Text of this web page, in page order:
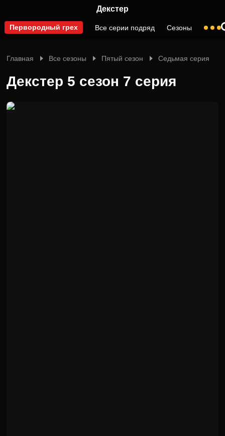
Декстер
Первородный грех Все серии подряд Сезоны
Главная Все сезоны Пятый сезон Седьмая серия
Декстер 5 сезон 7 серия